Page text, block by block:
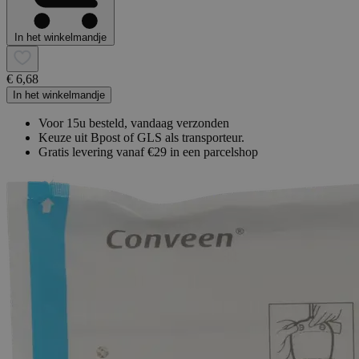
In het winkelmandje
€ 6,68
In het winkelmandje
Voor 15u besteld, vandaag verzonden
Keuze uit Bpost of GLS als transporteur.
Gratis levering vanaf €29 in een parcelshop